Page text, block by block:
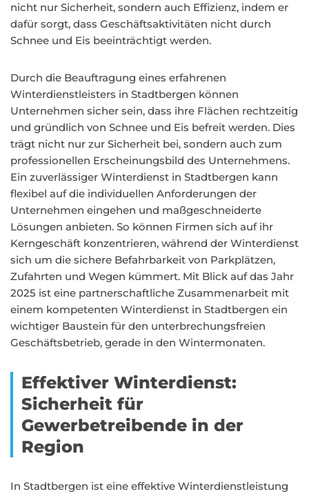
nicht nur Sicherheit, sondern auch Effizienz, indem er
dafür sorgt, dass Geschäftsaktivitäten nicht durch
Schnee und Eis beeinträchtigt werden.
Durch die Beauftragung eines erfahrenen
Winterdienstleisters in Stadtbergen können
Unternehmen sicher sein, dass ihre Flächen rechtzeitig
und gründlich von Schnee und Eis befreit werden. Dies
trägt nicht nur zur Sicherheit bei, sondern auch zum
professionellen Erscheinungsbild des Unternehmens.
Ein zuverlässiger Winterdienst in Stadtbergen kann
flexibel auf die individuellen Anforderungen der
Unternehmen eingehen und maßgeschneiderte
Lösungen anbieten. So können Firmen sich auf ihr
Kerngeschäft konzentrieren, während der Winterdienst
sich um die sichere Befahrbarkeit von Parkplätzen,
Zufahrten und Wegen kümmert. Mit Blick auf das Jahr
2025 ist eine partnerschaftliche Zusammenarbeit mit
einem kompetenten Winterdienst in Stadtbergen ein
wichtiger Baustein für den unterbrechungsfreien
Geschäftsbetrieb, gerade in den Wintermonaten.
Effektiver Winterdienst:
Sicherheit für
Gewerbetreibende in der
Region
In Stadtbergen ist eine effektive Winterdienstleistung